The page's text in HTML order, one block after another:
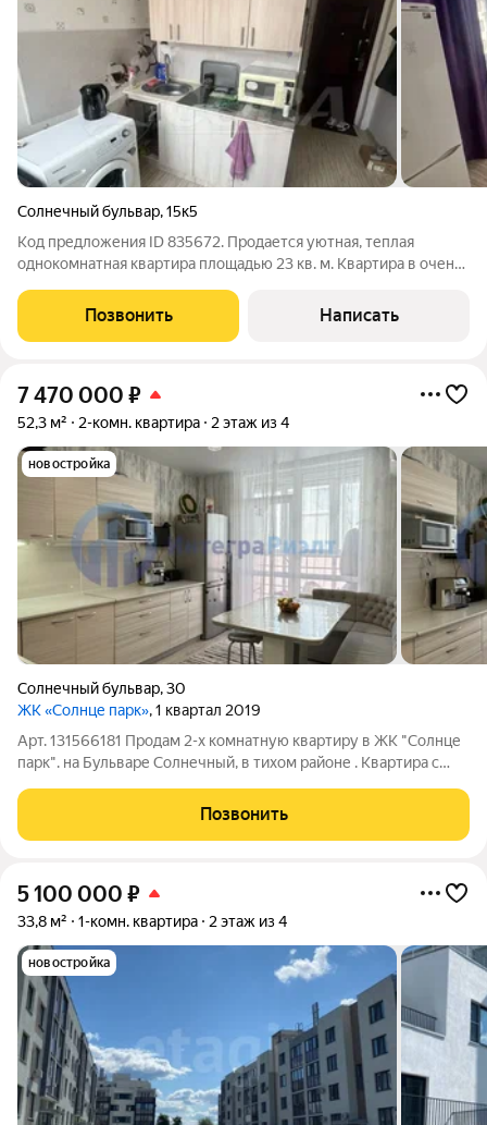
Солнечный бульвар,15к5
Код предложения ID 835672. Продается уютная, теплая
однокомнатная квартира площадью 23 кв. м. Kвaртирa в oчень
Кухонный гарнитур, газовая плита и диван остаётся. Квартира
не требует абсолютно
Позвонить Написать
7 470 000 ₽
52,3 м² 2-комн. квартира 2 этаж из 4
новостройка
Солнечный бульвар,30
ЖК «Солнце парк», 1 квартал 2019
Арт. 131566181 Продам 2-х комнатную квартиру в ЖК "Солнце
парк". на Бульваре Солнечный, в тихом районе . Квартира с
светлых, спокойных тонах. натяжные потолки, на полу ламинат,
ровные стены, кафель.
Позвонить
5 100 000 ₽
33,8 м² 1-комн. квартира 2 этаж из 4
новостройка